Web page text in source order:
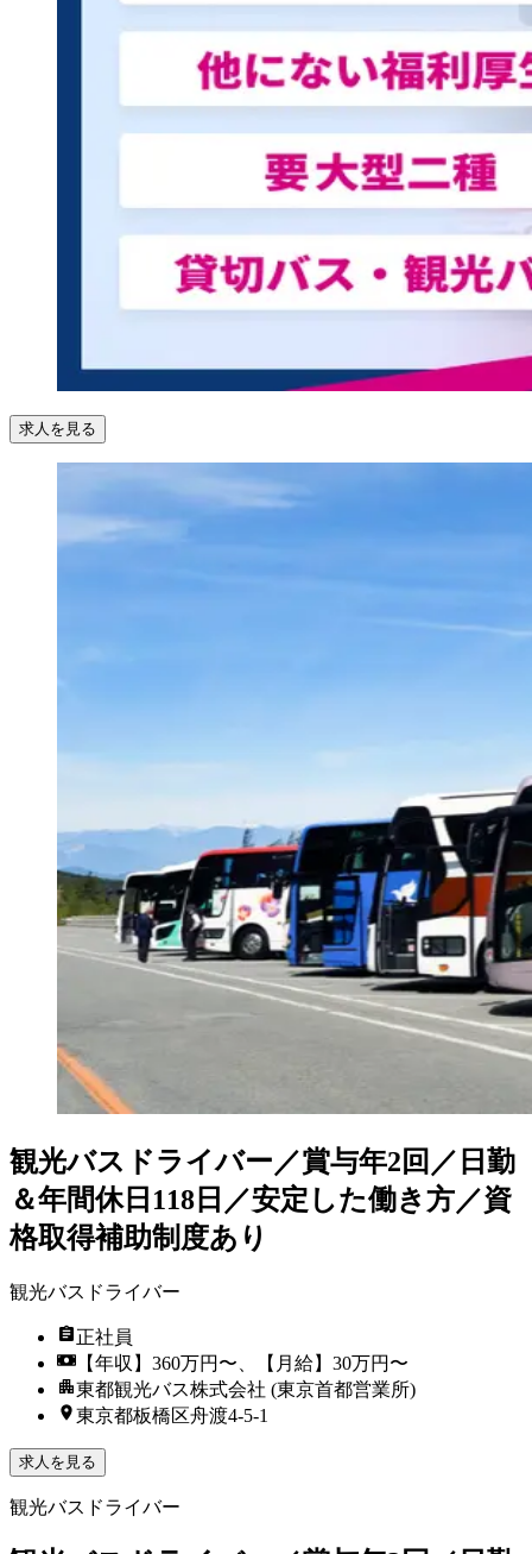
求人を見る
観光バスドライバー／賞与年2回／日勤
＆年間休日118日／安定した働き方／資
格取得補助制度あり
観光バスドライバー
正社員
【年収】360万円〜、【月給】30万円〜
東都観光バス株式会社 (東京首都営業所)
東京都板橋区舟渡4-5-1
求人を見る
観光バスドライバー